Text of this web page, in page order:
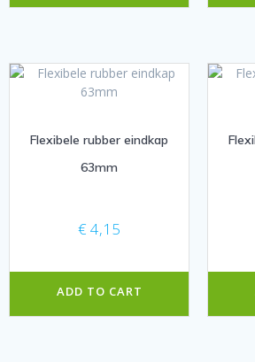
Flexibele rubber eindkap
63mm
€ 4,15
ADD TO CART